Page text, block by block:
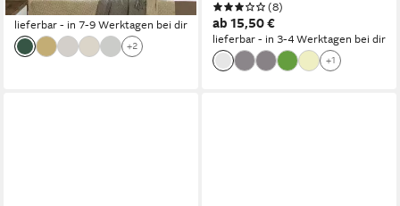
Bedruckt
ab 99,99 €
lieferbar - in 7-9 Werktagen bei dir
+2
(8)
ab 15,50 €
lieferbar - in 3-4 Werktagen bei dir
+1